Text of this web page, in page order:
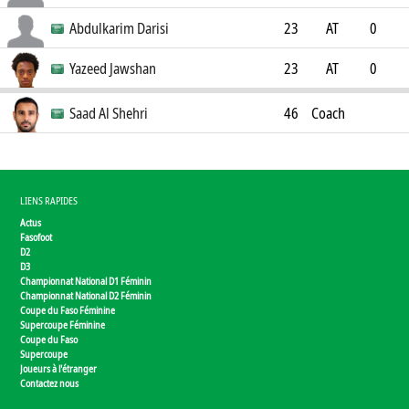
0
Abdulkarim Darisi 23 AT
0
0
Yazeed Jawshan 23 AT
0
0
Saad Al Shehri 46 Coach
LIENS RAPIDES
Actus
Fasofoot
D2
D3
Championnat National D1 Féminin
Championnat National D2 Féminin
Coupe du Faso Féminine
Supercoupe Féminine
Coupe du Faso
Supercoupe
Joueurs à l'étranger
Contactez nous